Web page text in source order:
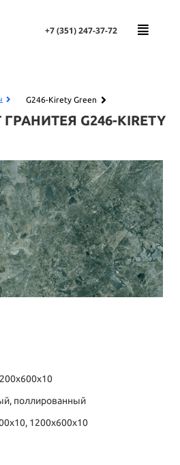
+7 (351)247-37-72
G246-Kirety Green
G246-KIRETY
поллированный
1200х600х10